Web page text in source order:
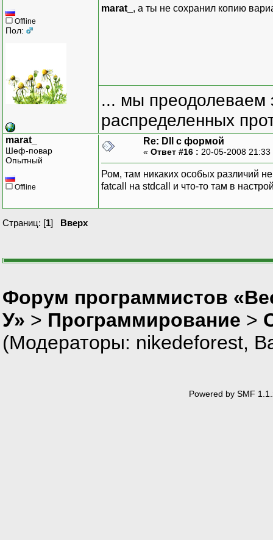
Offline
Пол:
marat_ , а ты не сохранил копию
... мы преодолеваем
распределенных
marat_
Шеф-повар
Опытный
Offline
Re: Dll с формой
« Ответ #16 : 20-05-2008
Ром, там никаких особых различий
fatcall на stdcall и что-то там в
Страниц: [1] Вверх
Форум программистов
У» > Программирование >
(Модераторы: nikedeforest,
Powered by SMF